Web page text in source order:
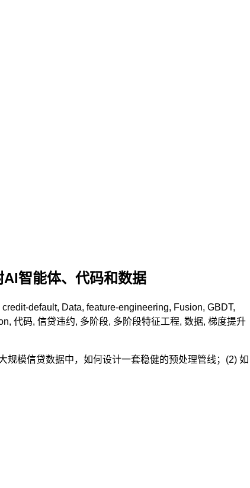
智能体、代码和数据
credit-default, Data, feature-engineering, Fusion, GBDT,
, 代码, 信贷违约, 多阶段, 多阶段特征工程, 数据, 梯度提升
模信贷数据中，如何设计一套稳健的预处理管线；(2) 如